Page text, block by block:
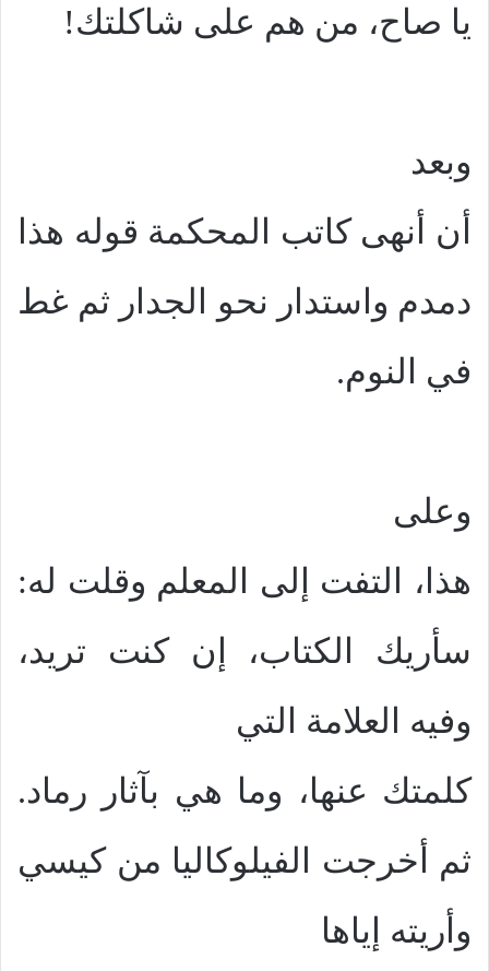
يا صاح، من هم على شاكلتك!
وبعد
أن أنهى كاتب المحكمة قوله هذا
دمدم واستدار نحو الجدار ثم غط
في النوم.
وعلى
هذا، التفت إلى المعلم وقلت له:
سأريك الكتاب، إن كنت تريد،
وفيه العلامة التي
كلمتك عنها، وما هي بآثار رماد.
ثم أخرجت الفيلوكاليا من كيسي
وأريته إياها